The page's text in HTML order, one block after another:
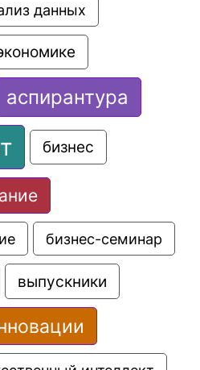
данных
аспирантура
бизнес
бизнес-семинар
выпускники